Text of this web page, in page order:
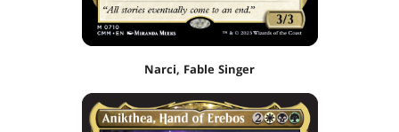
Narci, Fable Singer